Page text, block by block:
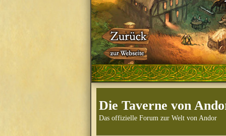
Die Taverne von
Das offizielle Forum zur Welt von Andor